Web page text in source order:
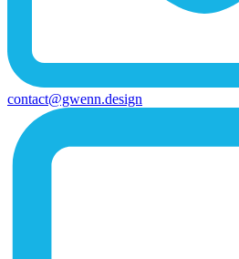
contact@gwenn.design